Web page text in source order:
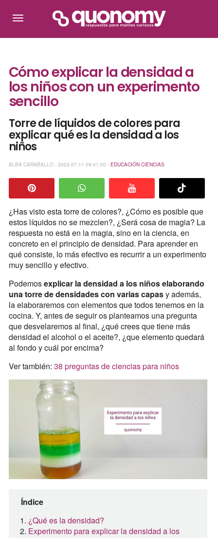
Cómo explicar la densidad a
los niños con un experimento
sencillo
Torre de líquidos de colores para
explicar qué es la densidad a los
niños
ALBA CARABALLO - 2022-07-11 09:41:00 - EDUCACIÓN CIENCIAS
¿Has visto esta torre de colores?, ¿Cómo es posible que
estos líquidos no se mezclen?, ¿Será cosa de magia? La
respuesta no está en la magia, sino en la ciencia, en
concreto en el principio de densidad. Para aprender en
qué consiste, lo más efectivo es recurrir a un experimento
muy sencillo y efectivo.
Podemosexplicar la densidad a los niños elaborando
una torre de densidades con varias capasy además,
la elaboraremos con elementos que todos tenemos en la
cocina. Y, antes de seguir os planteamos una pregunta
que desvelaremos al final, ¿qué crees que tiene más
densidad el alcohol o el aceite?, ¿que elemento quedará
al fondo y cuál por encima?
Ver también: 38 preguntas de ciencias para niños
Índice
¿Qué es la densidad?
Experimento para explicar la densidad a los